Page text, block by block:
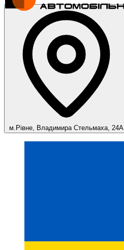
м.Рівне, Владимира Стельмаха, 24А